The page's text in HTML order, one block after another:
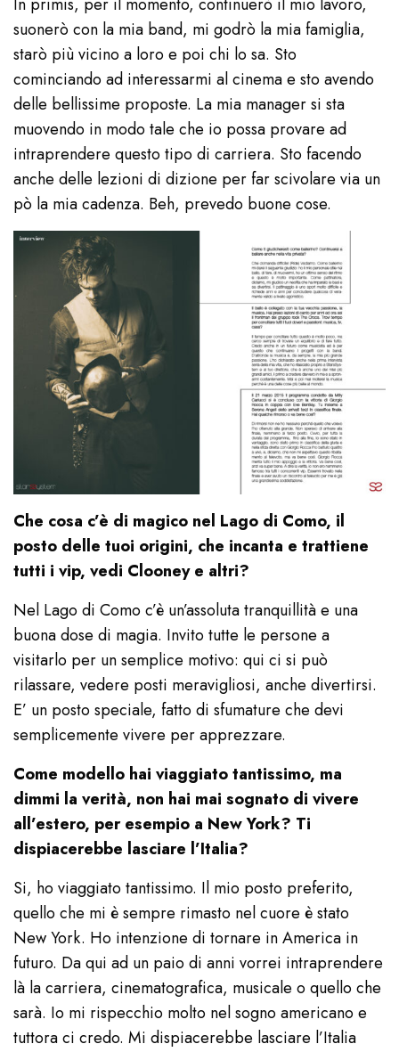
In primis, per il momento, continuerò il mio lavoro,
suonerò con la mia band, mi godrò la mia famiglia,
starò più vicino a loro e poi chi lo sa. Sto
cominciando ad interessarmi al cinema e sto avendo
delle bellissime proposte. La mia manager si sta
muovendo in modo tale che io possa provare ad
intraprendere questo tipo di carriera. Sto facendo
anche delle lezioni di dizione per far scivolare via un
pò la mia cadenza. Beh, prevedo buone cose.
Che cosa c’è di magico nel Lago di Como, il
posto delle tuoi origini, che incanta e trattiene
tutti i vip, vedi Clooney e altri?
Nel Lago di Como c’è un’assoluta tranquillità e una
buona dose di magia. Invito tutte le persone a
visitarlo per un semplice motivo: qui ci si può
rilassare, vedere posti meravigliosi, anche divertirsi.
E’ un posto speciale, fatto di sfumature che devi
semplicemente vivere per apprezzare.
Come modello hai viaggiato tantissimo, ma
dimmi la verità, non hai mai sognato di vivere
all’estero, per esempio a New York? Ti
dispiacerebbe lasciare l’Italia?
Si, ho viaggiato tantissimo. Il mio posto preferito,
quello che mi è sempre rimasto nel cuore è stato
New York. Ho intenzione di tornare in America in
futuro. Da qui ad un paio di anni vorrei intraprendere
là la carriera, cinematografica, musicale o quello che
sarà. Io mi rispecchio molto nel sogno americano e
tuttora ci credo. Mi dispiacerebbe lasciare l’Italia